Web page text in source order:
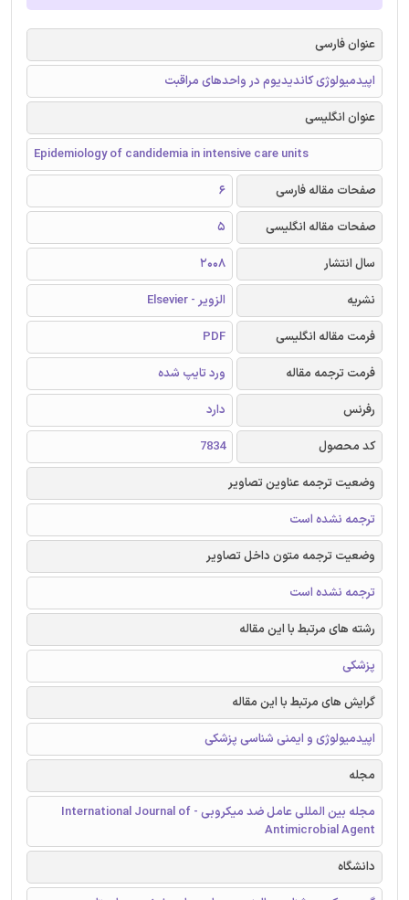
عنوان فارسی
اپیدمیولوژی کاندیدیوم در واحدهای مراقبت
عنوان انگلیسی
Epidemiology of candidemia in intensive care units
صفحات مقاله فارسی
6
صفحات مقاله انگلیسی
5
سال انتشار
2008
نشریه
الزویر - Elsevier
فرمت مقاله انگلیسی
PDF
فرمت ترجمه مقاله
ورد تایپ شده
رفرنس
دارد
کد محصول
7834
وضعیت ترجمه عناوین تصاویر
ترجمه نشده است
وضعیت ترجمه متون داخل تصاویر
ترجمه نشده است
رشته های مرتبط با این مقاله
پزشکی
گرایش های مرتبط با این مقاله
اپیدمیولوژی و ایمنی شناسی پزشکی
مجله
مجله بین المللی عامل ضد میکروبی - International Journal of
Antimicrobial Agent
دانشگاه